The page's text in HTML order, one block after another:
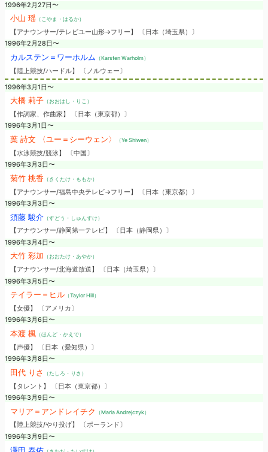
1996年2月27日〜
小山 瑶（こやま・はるか）
【アナウンサー/テレビユー山形→フリー】 〔日本（埼玉県）〕
1996年2月28日〜
カルステン＝ワーホルム （Karsten Warholm）
【陸上競技/ハードル】 〔ノルウェー〕
1996年3月1日〜
大橋 莉子（おおはし・りこ）
【作詞家、作曲家】 〔日本（東京都）〕
1996年3月1日〜
葉 詩文 〈ユー＝シーウェン〉 （Ye Shiwen）
【水泳競技/競泳】 〔中国〕
1996年3月3日〜
菊竹 桃香 （きくたけ・ももか）
【アナウンサー/福島中央テレビ→フリー】 〔日本（東京都）〕
1996年3月3日〜
須藤 駿介（すどう・しゅんすけ）
【アナウンサー/静岡第一テレビ】 〔日本（静岡県）〕
1996年3月4日〜
大竹 彩加 （おおたけ・あやか）
【アナウンサー/北海道放送】 〔日本（埼玉県）〕
1996年3月5日〜
テイラー＝ヒル（Taylor Hill）
【女優】 〔アメリカ〕
1996年3月6日〜
本渡 楓（ほんど・かえで）
【声優】 〔日本（愛知県）〕
1996年3月8日〜
田代 りさ （たしろ・りさ）
【タレント】 〔日本（東京都）〕
1996年3月9日〜
マリア＝アンドレイチク （Maria Andrejczyk）
【陸上競技/やり投げ】 〔ポーランド〕
1996年3月9日〜
澤田 泰佑